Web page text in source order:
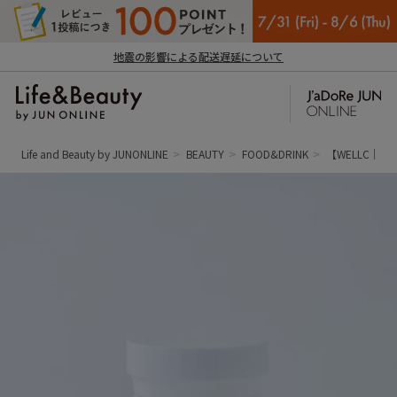
地震の影響による配送遅延について
Life and Beauty by JUNONLINE BEAUTY FOOD&DRINK 【WELLC｜